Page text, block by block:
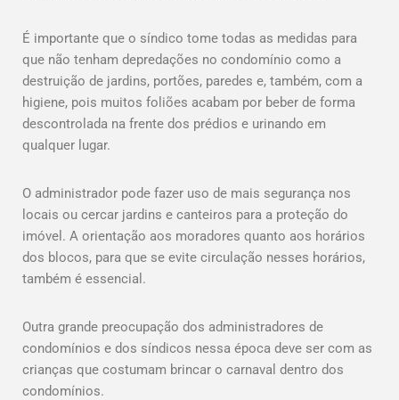
É importante que o síndico tome todas as medidas para
que não tenham depredações no condomínio como a
destruição de jardins, portões, paredes e, também, com a
higiene, pois muitos foliões acabam por beber de forma
descontrolada na frente dos prédios e urinando em
qualquer lugar.
O administrador pode fazer uso de mais segurança nos
locais ou cercar jardins e canteiros para a proteção do
imóvel. A orientação aos moradores quanto aos horários
dos blocos, para que se evite circulação nesses horários,
também é essencial.
Outra grande preocupação dos administradores de
condomínios e dos síndicos nessa época deve ser com as
crianças que costumam brincar o carnaval dentro dos
condomínios.